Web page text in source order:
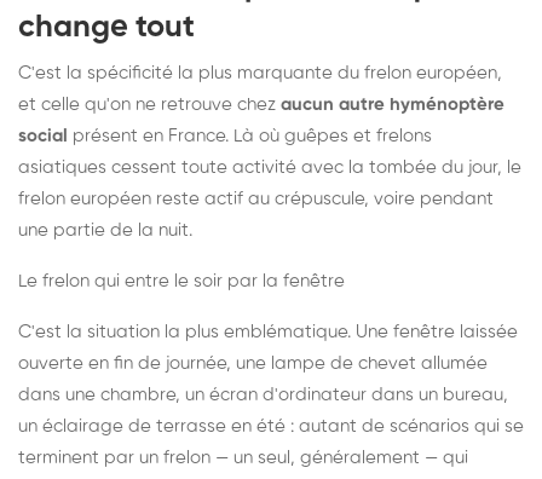
change tout
C'est la spécificité la plus marquante du frelon européen,
et celle qu'on ne retrouve chez aucun autre hyménoptère
social présent en France. Là où guêpes et frelons
asiatiques cessent toute activité avec la tombée du jour, le
frelon européen reste actif au crépuscule, voire pendant
une partie de la nuit.
Le frelon qui entre le soir par la fenêtre
C'est la situation la plus emblématique. Une fenêtre laissée
ouverte en fin de journée, une lampe de chevet allumée
dans une chambre, un écran d'ordinateur dans un bureau,
un éclairage de terrasse en été : autant de scénarios qui se
terminent par un frelon — un seul, généralement — qui